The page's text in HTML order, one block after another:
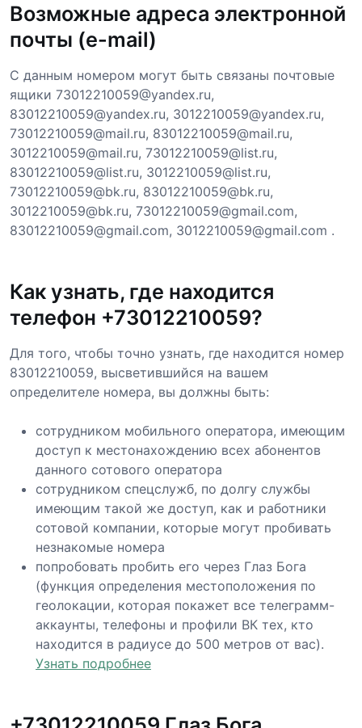
Возможные адреса электронной
почты (e-mail)
С данным номером могут быть связаны почтовые
ящики 73012210059@yandex.ru,
83012210059@yandex.ru, 3012210059@yandex.ru,
73012210059@mail.ru, 83012210059@mail.ru,
3012210059@mail.ru, 73012210059@list.ru,
83012210059@list.ru, 3012210059@list.ru,
73012210059@bk.ru, 83012210059@bk.ru,
3012210059@bk.ru, 73012210059@gmail.com,
83012210059@gmail.com, 3012210059@gmail.com .
Как узнать, где находится
телефон +73012210059?
Для того, чтобы точно узнать, где находится номер
83012210059, высветившийся на вашем
определителе номера, вы должны быть:
сотрудником мобильного оператора, имеющим
доступ к местонахождению всех абонентов
данного сотового оператора
сотрудником спецслужб, по долгу службы
имеющим такой же доступ, как и работники
сотовой компании, которые могут пробивать
незнакомые номера
попробовать пробить его через Глаз Бога
(функция определения местоположения по
геолокации, которая покажет все телеграмм-
аккаунты, телефоны и профили ВК тех, кто
находится в радиусе до 500 метров от вас).
Узнать подробнее